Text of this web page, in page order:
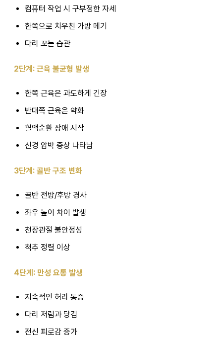
컴퓨터 작업 시 구부정한 자세
한쪽으로 치우친 가방 메기
다리 꼬는 습관
2단계: 근육 불균형 발생
한쪽 근육은 과도하게 긴장
반대쪽 근육은 약화
혈액순환 장애 시작
신경 압박 증상 나타남
3단계: 골반 구조 변화
골반 전방/후방 경사
좌우 높이 차이 발생
천장관절 불안정성
척추 정렬 이상
4단계: 만성 요통 발생
지속적인 허리 통증
다리 저림과 당김
전신 피로감 증가